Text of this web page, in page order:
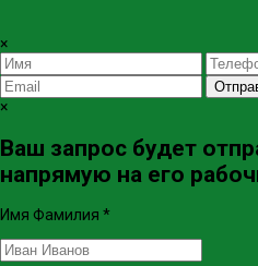
×
×
Ваш запрос будет
напрямую на его
Имя Фамилия *